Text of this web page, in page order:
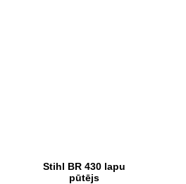
Stihl BR 430 lapu
pūtējs